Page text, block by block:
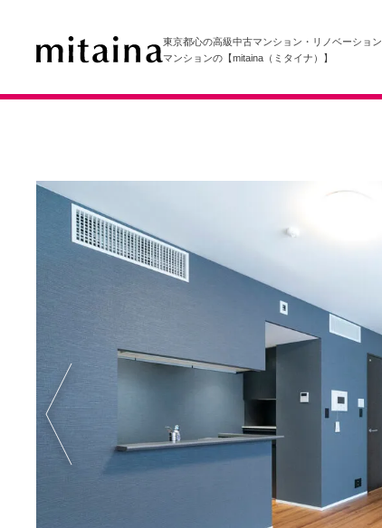
東京都心の高級中古マンション・リノベーション
マンションの【mitaina（ミタイナ）】